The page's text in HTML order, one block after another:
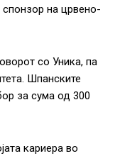
спонзор на црвено-
со Уника, па
Шпанските
за сума од 300
кариера во